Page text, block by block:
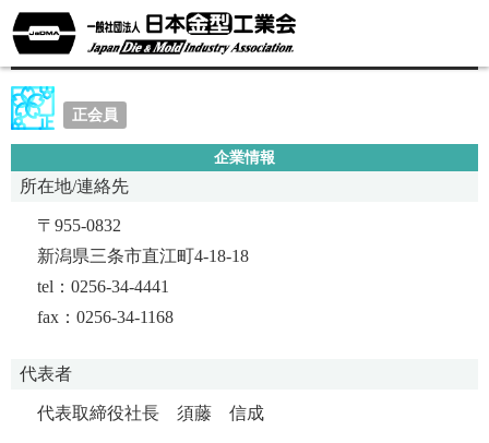
共和工業株式会社
正会員
企業情報
所在地/連絡先
〒955-0832
新潟県三条市直江町4-18-18
tel：0256-34-4441
fax：0256-34-1168
代表者
代表取締役社長 須藤 信成